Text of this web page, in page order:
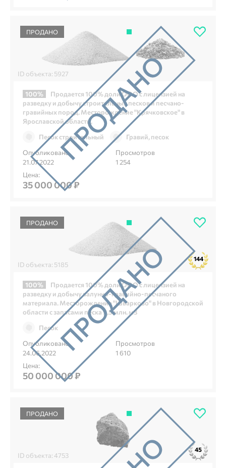
ПРОДАНО
ID объекта: 5927
100%
Продается 100% доли ООО с лицензией на
разведку и добычу строительных песков и песчано-
гравийных пород. Месторождение "Крячковское" в
Ярославской области.
Песок строительный
Гравий, песок
Опубликовано
21.07.2022
Просмотров
1 254
Цена:
35 000 000 ₽
ПРОДАНО
ID объекта: 5185
144
100%
Продается 100% доли ООО с лицензией на
разведку и добычу валунно-гравийно-песчаного
материала. Месторождение "Шварково" в Новгородской
области с запасами песка 9,5 млн. м3
Песок
Опубликовано
24.06.2022
Просмотров
1 610
Цена:
50 000 000 ₽
ПРОДАНО
ID объекта: 4753
45